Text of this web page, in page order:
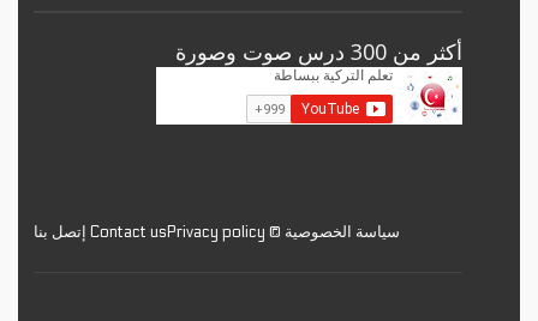
أكثر من 300 درس صوت وصورة
Contact us إتصل بنا سياسة الخصوصية © Privacy policy